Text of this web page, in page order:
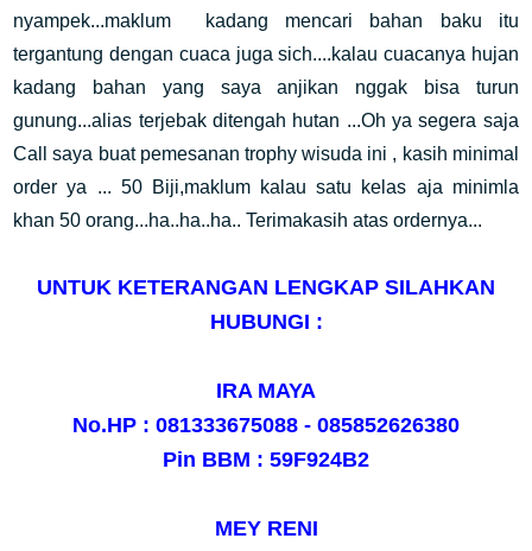
nyampek...maklum kadang mencari bahan baku itu
tergantung dengan cuaca juga sich....kalau cuacanya hujan
kadang bahan yang saya anjikan nggak bisa turun
gunung...alias terjebak ditengah hutan ...Oh ya segera saja
Call saya buat pemesanan trophy wisuda ini , kasih minimal
order ya ... 50 Biji,maklum kalau satu kelas aja minimla
khan 50 orang...ha..ha..ha.. Terimakasih atas ordernya...
UNTUK KETERANGAN LENGKAP SILAHKAN
HUBUNGI :
IRA MAYA
No.HP : 081333675088 - 085852626380
Pin BBM : 59F924B2
MEY RENI